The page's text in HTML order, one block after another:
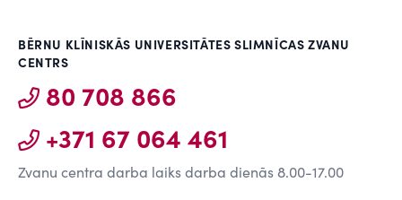
BĒRNU KLĪNISKĀS UNIVERSITĀTES SLIMNĪCAS ZVANU
CENTRS
80 708 866
+371 67 064 461
Zvanu centra darba laiks darba dienās 8.00-17.00